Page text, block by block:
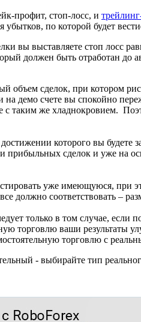
профит, стоп-лосс, и
по которой будет
вы выставляете стоп лосс
должен быть отработан до
сделок, при котором
на демо счете вы спокойно
с таким же хладнокровием.
которого вы будете
прибыльных сделок и уже на
уже имеющуюся, при
должно соответствовать –
только в том случае,
торговлю ваши результаты
торговлю с
- выбирайте тип